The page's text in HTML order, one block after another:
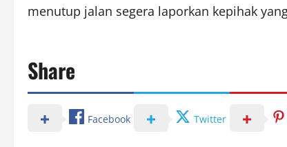
menutup jalan segera laporkan kepihak
Share
Facebook Twitter